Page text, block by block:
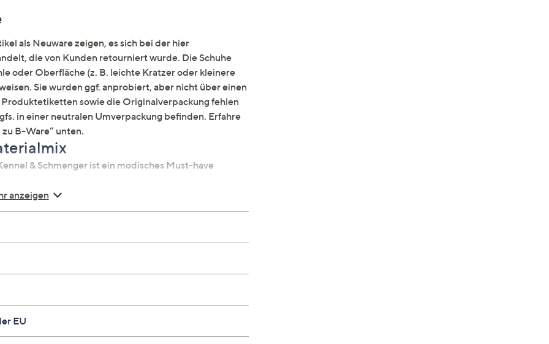
als Neuware zeigen, es sich bei der hier
die von Kunden retourniert wurde. Die Schuhe
oder Oberfläche (z. B. leichte Kratzer oder kleinere
Sie wurden ggf. anprobiert, aber nicht über einen
sowie die Originalverpackung fehlen
in einer neutralen Umverpackung befinden. Erfahre
B-Ware“ unten.
& Schmenger ist ein modisches Must-have
anzeigen
EU